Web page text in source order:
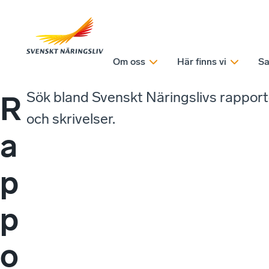
Om oss Här finns vi
R
a
p
p
o
Sök bland Svenskt Näringslivs
och skrivelser.